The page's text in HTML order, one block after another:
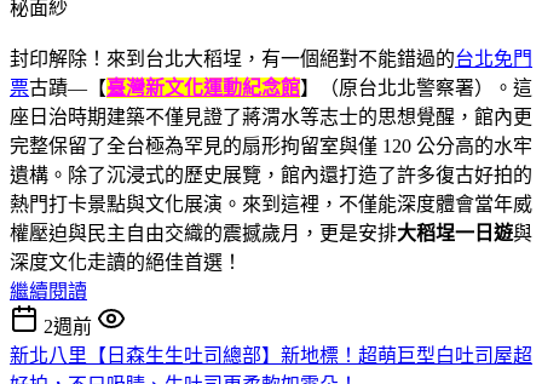
封印解除！來到台北大稻埕，有一個絕對不能錯過的台北免門
票古蹟—【臺灣新文化運動紀念館】（原台北北警察署）。這
座日治時期建築不僅見證了蔣渭水等志士的思想覺醒，館內更
完整保留了全台極為罕見的扇形拘留室與僅 120 公分高的水牢
遺構。除了沉浸式的歷史展覽，館內還打造了許多復古好拍的
熱門打卡景點與文化展演。來到這裡，不僅能深度體會當年威
權壓迫與民主自由交織的震撼歲月，更是安排大稻埕一日遊與
深度文化走讀的絕佳首選！
繼續閱讀
2週前
新北八里【日森生生吐司總部】新地標！超萌巨型白吐司屋超